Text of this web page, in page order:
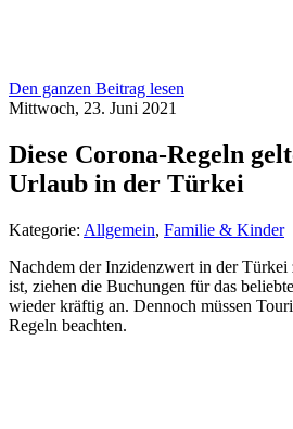
Den ganzen Beitrag lesen
Mittwoch, 23. Juni 2021
Diese Corona-Regeln
Urlaub in der Türkei
Kategorie: Allgemein, Familie & Kinder
Nachdem der Inzidenzwert in der Türkei
ist, ziehen die Buchungen für das
wieder kräftig an. Dennoch müssen
Regeln beachten.